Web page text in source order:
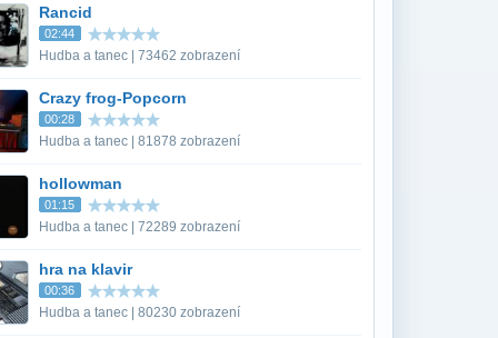
Rancid
02:44
Hudba a tanec | 73462 zobrazení
Crazy frog-Popcorn
00:28
Hudba a tanec | 81878 zobrazení
hollowman
01:15
Hudba a tanec | 72289 zobrazení
hra na klavir
00:36
Hudba a tanec | 80230 zobrazení